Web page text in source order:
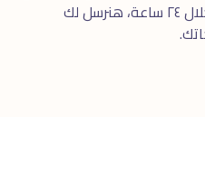
للرد السريع. خلال ٢٤ ساعة، هنرسل لك